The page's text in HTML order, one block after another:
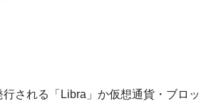
される「Libra」か仮想通貨・ブロッ